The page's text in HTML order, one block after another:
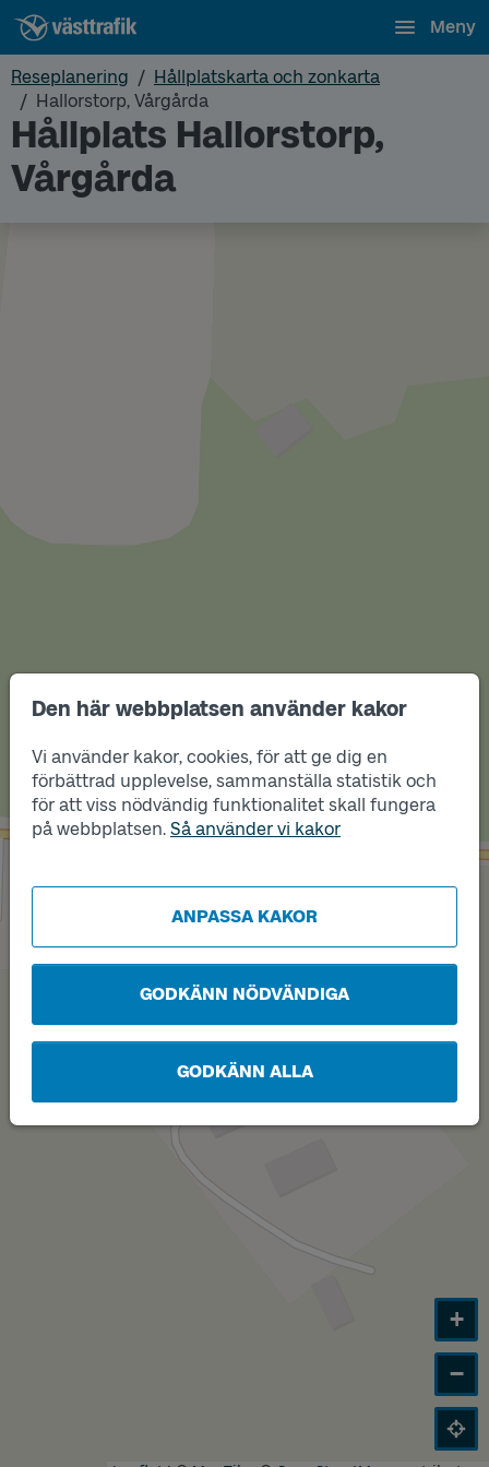
Den här webbplatsen använder kakor
Vi använder kakor, cookies, för att ge dig en
förbättrad upplevelse, sammanställa statistik och
för att viss nödvändig funktionalitet skall fungera
på webbplatsen. Så använder vi kakor
ANPASSA KAKOR
GODKÄNN NÖDVÄNDIGA
GODKÄNN ALLA
Meny
Reseplanering
Hållplatskarta och zonkarta
Hallorstorp, Vårgårda
Hållplats Hallorstorp,
Vårgårda
Läge
A
Läge
B
+
−